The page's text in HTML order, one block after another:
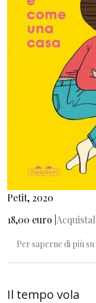
Petit, 2020
18,00 euro |
Per saperne di più su
Il tempo vola